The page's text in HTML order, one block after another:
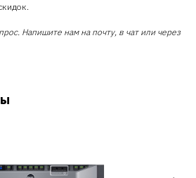
Напишите нам на почту, в чат или через